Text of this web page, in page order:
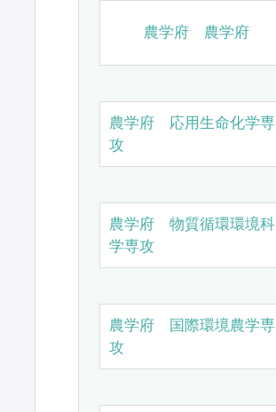
農学府 農学府
農学府 応用生命化学専
攻
農学府 物質循環環境科
学専攻
農学府 国際環境農学専
攻